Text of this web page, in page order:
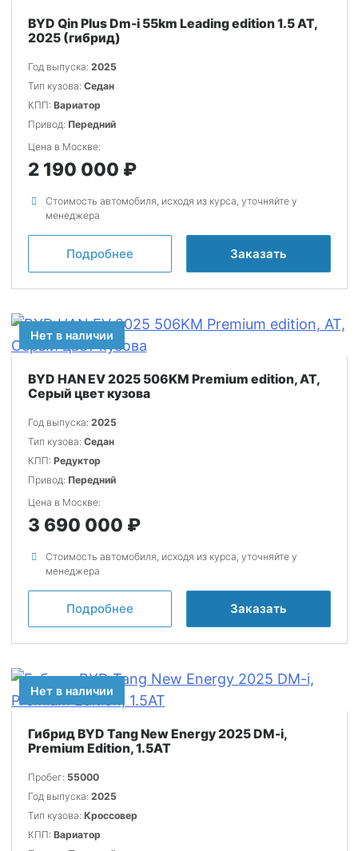
BYD Qin Plus Dm-i 55km Leading edition 1.5 AT,
2025 (гибрид)
Год выпуска: 2025
Тип кузова: Седан
КПП: Вариатор
Привод: Передний
Цена в Москве:
2 190 000
Стоимость автомобиля, исходя из курса, уточняйте у
менеджера
Подробнее Заказать
Нет в наличии
BYD HAN EV 2025 506KM Premium edition, AT,
Серый цвет кузова
Год выпуска: 2025
Тип кузова: Седан
КПП: Редуктор
Привод: Передний
Цена в Москве:
3 690 000
Стоимость автомобиля, исходя из курса, уточняйте у
менеджера
Подробнее Заказать
Нет в наличии
Гибрид BYD Tang New Energy 2025 DM-i,
Premium Edition, 1.5AT
Пробег: 55000
Год выпуска: 2025
Тип кузова: Кроссовер
КПП: Вариатор